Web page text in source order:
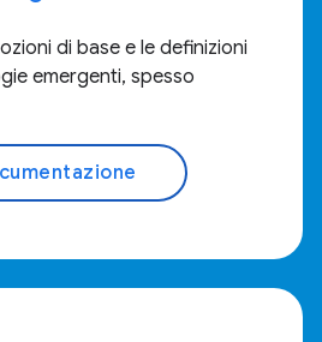
di base e le definizioni
emergenti, spesso